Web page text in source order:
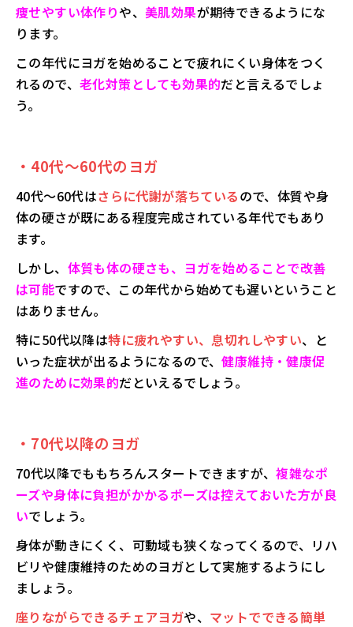
痩せやすい体作りや、美肌効果が期待できるようにな
ります。
この年代にヨガを始めることで疲れにくい身体をつく
れるので、 老化対策としても効果的だと言えるでしょ
う。
・40代～60代のヨガ
40代～60代はさらに代謝が落ちているので、体質や身
体の硬さが既にある程度完成されている年代でもあり
ます。
しかし、 体質も体の硬さも、ヨガを始めることで改善
は可能ですので、この年代から始めても遅いということ
はありません。
特に50代以降は特に疲れやすい、息切れしやすい、と
いった症状が出るようになるので、健康維持・健康促
進のために効果的だといえるでしょう。
・70代以降のヨガ
70代以降でももちろんスタートできますが、複雑なポ
ーズや身体に負担がかかるポーズは控えておいた方が良
いでしょう。
身体が動きにくく、可動域も狭くなってくるので、リハ
ビリや健康維持のためのヨガとして実施するようにし
ましょう。
座りながらできるチェアヨガや、 マットでできる簡単